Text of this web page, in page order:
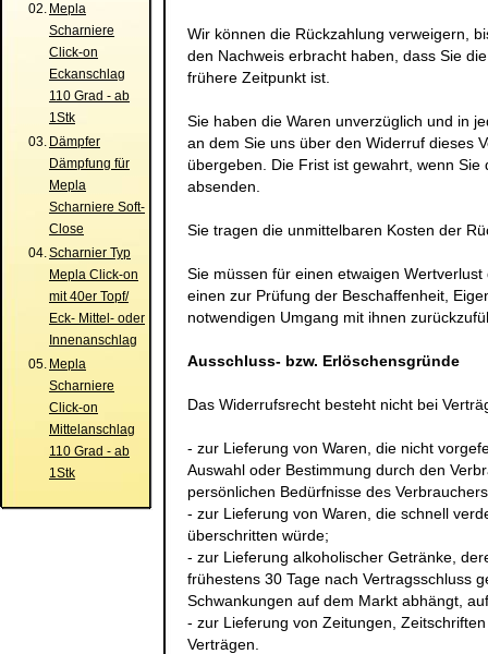
02. Mepla
Scharniere
Click-on
Eckanschlag
110 Grad - ab
1Stk
03. Dämpfer
Dämpfung für
Mepla
Scharniere Soft-
Close
04.Scharnier Typ
Mepla Click-on
mit 40er Topf/
Eck- Mittel- oder
Innenanschlag
05. Mepla
Scharniere
Click-on
Mittelanschlag
110 Grad - ab
1Stk
Wir können die Rückzahlung verweigern,
den Nachweis erbracht haben, dass Sie
frühere Zeitpunkt ist.
Sie haben die Waren unverzüglich und in
an dem Sie uns über den Widerruf dieses
übergeben. Die Frist ist gewahrt, wenn
absenden.
Sie tragen die unmittelbaren Kosten der
Sie müssen für einen etwaigen
einen zur Prüfung der Beschaffenheit,
notwendigen Umgang mit ihnen
Ausschluss- bzw. Erlöschensgründe
Das Widerrufsrecht besteht nicht bei
- zur Lieferung von Waren, die nicht
Auswahl oder Bestimmung durch den
persönlichen Bedürfnisse des
- zur Lieferung von Waren, die schnell
überschritten würde;
- zur Lieferung alkoholischer Getränke,
frühestens 30 Tage nach Vertragsschluss
Schwankungen auf dem Markt abhängt,
- zur Lieferung von Zeitungen,
Verträgen.